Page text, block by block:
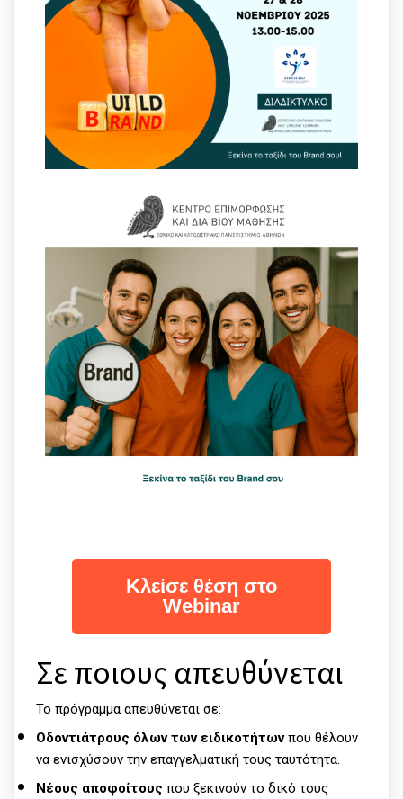
Κλείσε θέση στο
Webinar
Σε ποιους απευθύνεται
Το πρόγραμμα απευθύνεται σε:
Οδοντιάτρους όλων των ειδικοτήτωνπου θέλουν
να ενισχύσουν την επαγγελματική τους ταυτότητα.
Νέους αποφοίτους που ξεκινούν το δικό τους